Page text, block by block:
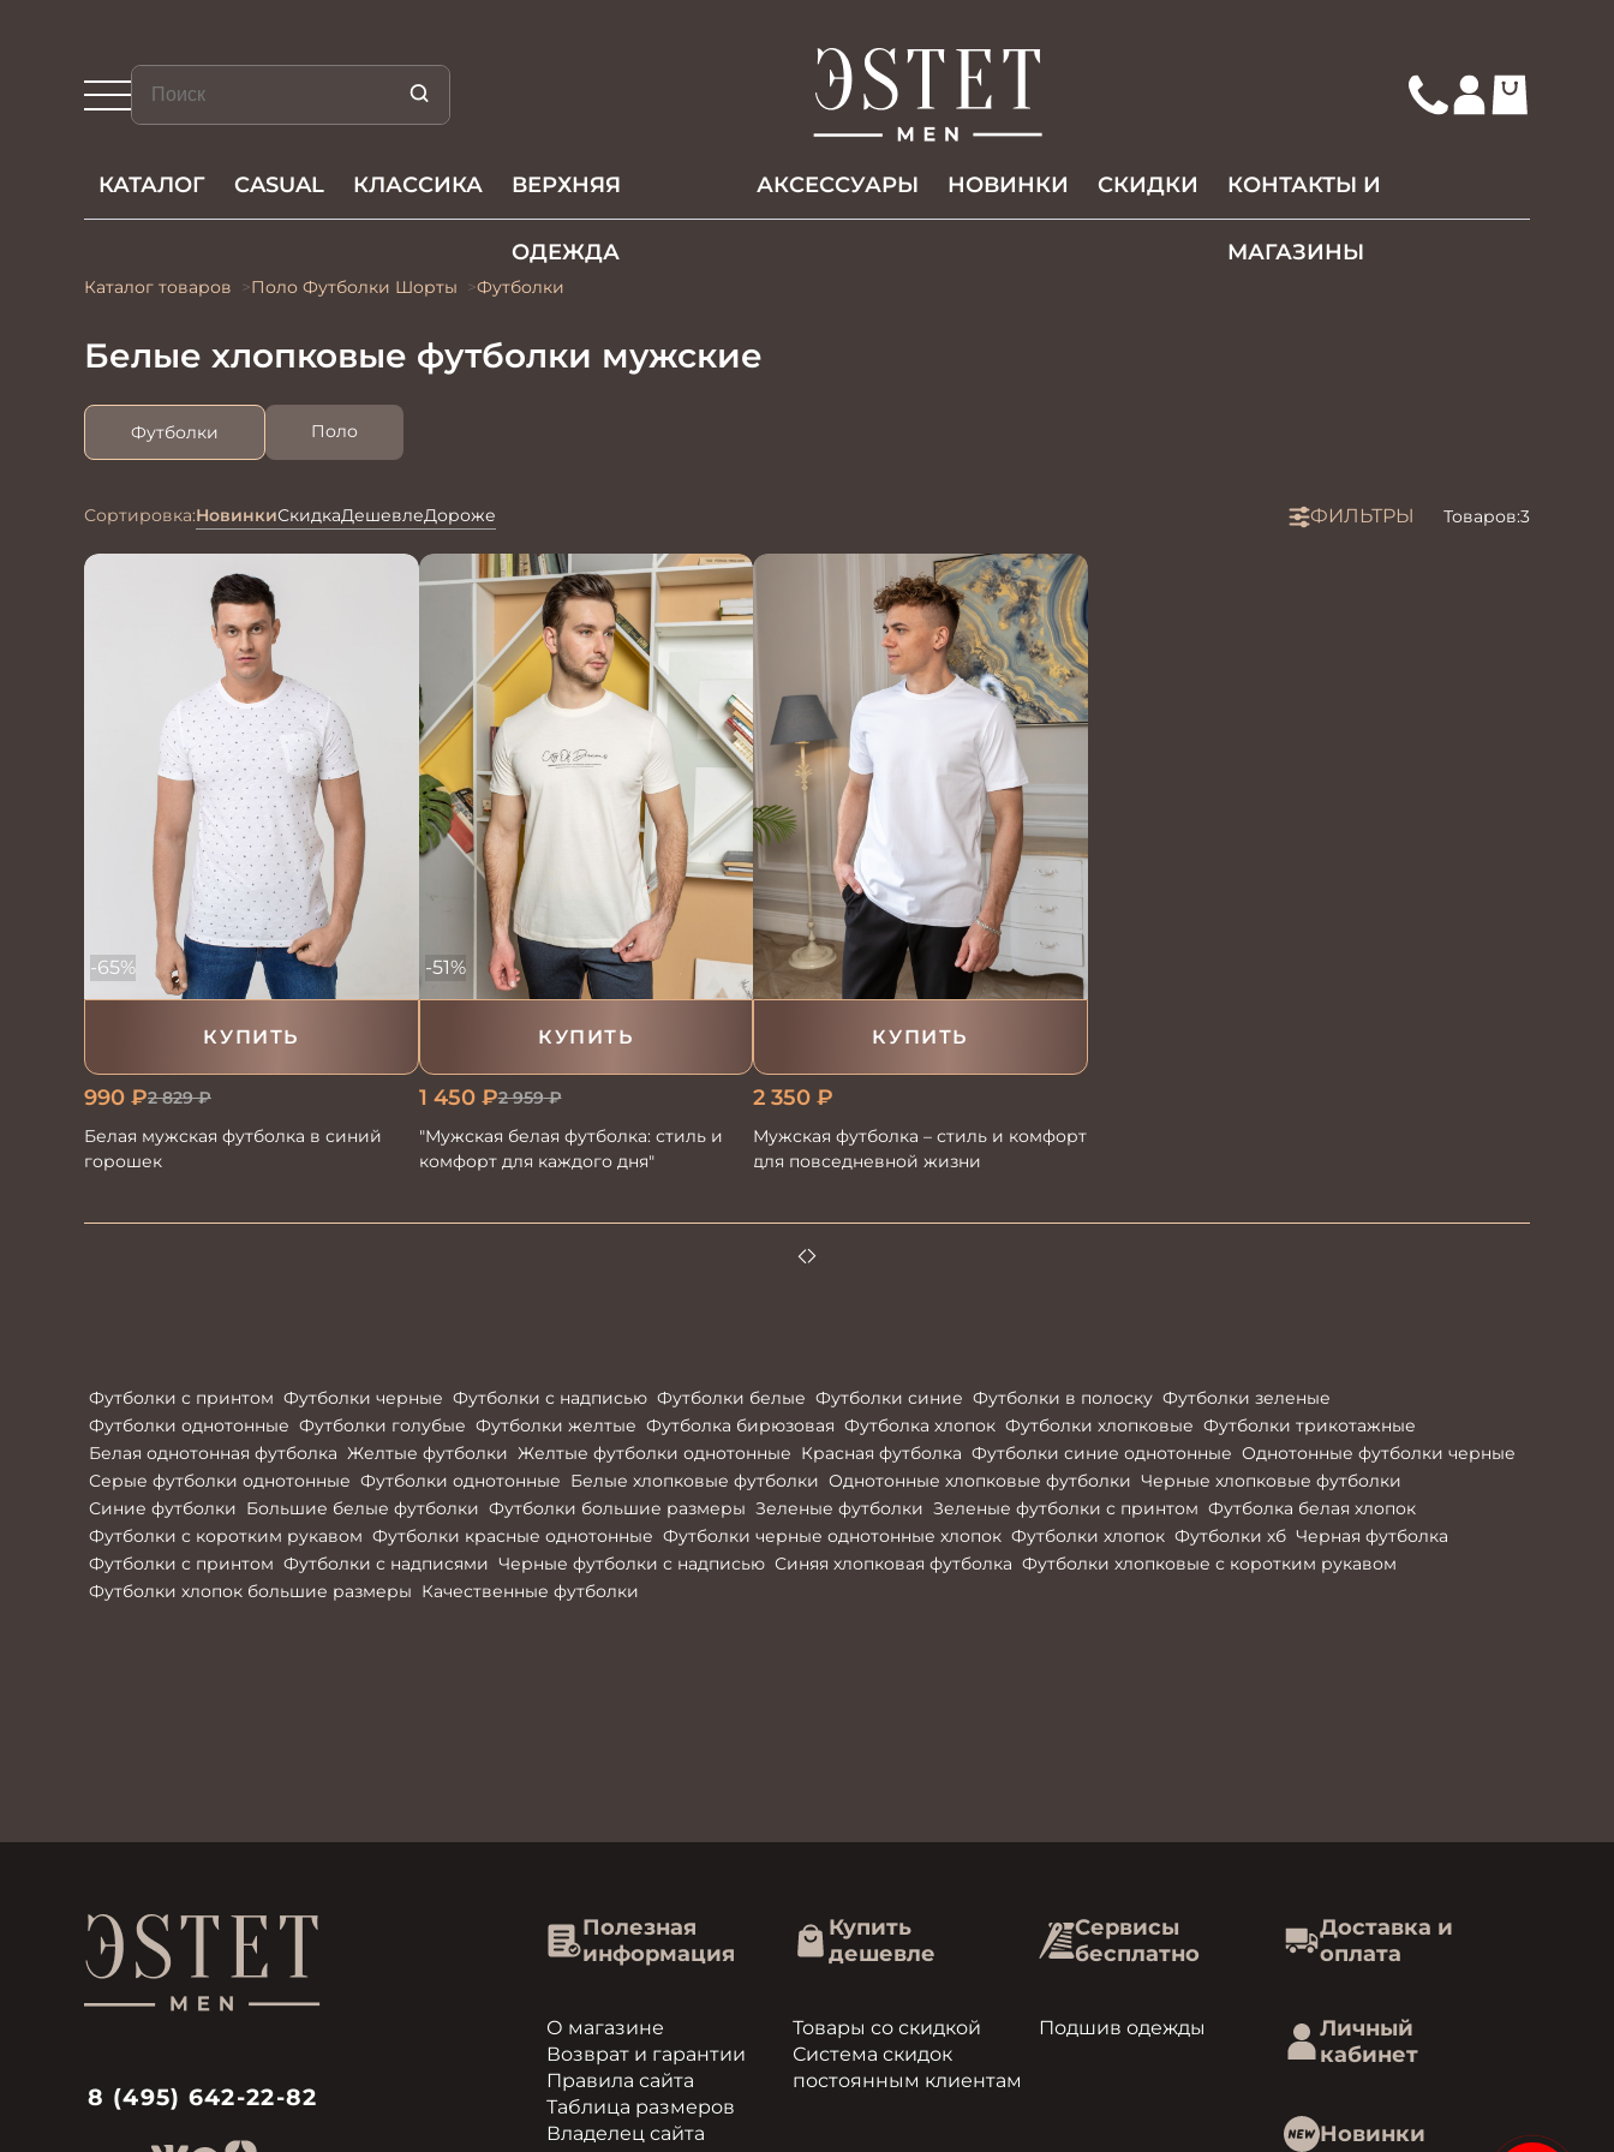
КАТАЛОГ CASUAL КЛАССИКА ВЕРХНЯЯ
ОДЕЖДА
АКCЕССУАРЫ НОВИНКИ СКИДКИ КОНТАКТЫ И
МАГАЗИНЫ
Каталог товаров Поло Футболки Шорты Футболки
Белые хлопковые футболки мужские
Футболки Поло
Сортировка:НовинкиСкидкаДешевлеДороже ФИЛЬТРЫ Товаров:3
КУПИТЬ
-65%
990 ₽2 829₽
Белая мужская футболка в синий
горошек
КУПИТЬ
-51%
1 450₽2 959₽
"Мужская белая футболка: стиль и
комфорт для каждого дня"
КУПИТЬ
2 350 ₽
Мужская футболка – стиль и комфорт
для повседневной жизни
Футболки с принтом Футболки черные Футболки с надписью Футболки белые Футболки синие Футболки в полоску Футболки зеленые
Футболки однотонные Футболки голубые Футболки желтые Футболка бирюзовая Футболка хлопок Футболки хлопковые Футболки трикотажные
Белая однотонная футболка Желтые футболки Желтые футболки однотонные Красная футболка Футболки синие однотонные Однотонные футболки черные
Серые футболки однотонные Футболки однотонные Белые хлопковые футболки Однотонные хлопковые футболки Черные хлопковые футболки
Синие футболки Большие белые футболки Футболки большие размеры Зеленые футболки Зеленые футболки с принтом Футболка белая хлопок
Футболки с коротким рукавом Футболки красные однотонные Футболки черные однотонные хлопок Футболки хлопок Футболки хб Черная футболка
Футболки с принтом Футболки с надписями Черные футболки с надписью Синяя хлопковая футболка Футболки хлопковые с коротким рукавом
Футболки хлопок большие размеры Качественные футболки
8 (495) 642-22-82
Полезная
информация
О магазине
Возврат и гарантии
Правила сайта
Таблица размеров
Владелец сайта
Купить
дешевле
Товары со скидкой
Система скидок
постоянным клиентам
Сервисы
бесплатно
Подшив одежды
Доставка и
оплата
Личный
кабинет
Новинки